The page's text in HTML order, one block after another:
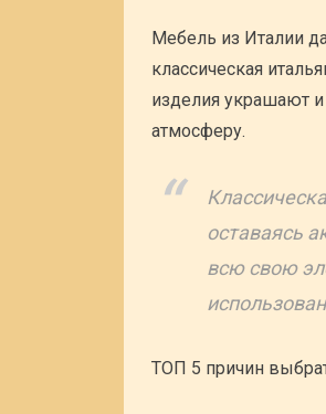
Мебель из Италии
классическая
изделия украшают
атмосферу.
оставаясь
всю свою
ТОП 5 причин